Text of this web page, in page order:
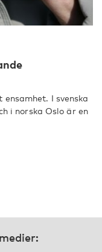
I svenska
i norska Oslo är en